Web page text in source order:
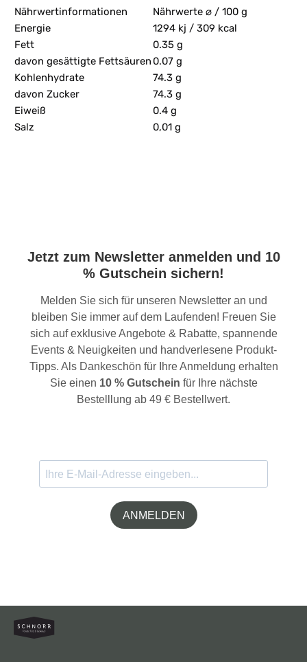
Nährwertinformationen
Nährwerte ⌀ / 100 g
Energie
1294 kj / 309 kcal
Fett
0.35 g
davon gesättigte Fettsäuren 0.07 g
Kohlenhydrate
74.3 g
davon Zucker
74.3 g
Eiweiß
0.4 g
Salz
0,01 g
Jetzt zum Newsletter anmelden und 10
% Gutschein sichern!
Melden Sie sich für unseren Newsletter an und
bleiben Sie immer auf dem Laufenden! Freuen Sie
sich auf exklusive Angebote & Rabatte, spannende
Events & Neuigkeiten und handverlesene Produkt-
Tipps. Als Dankeschön für Ihre Anmeldung erhalten
Sie einen 10 % Gutschein für Ihre nächste
Bestelllung ab 49 € Bestellwert.
ANMELDEN